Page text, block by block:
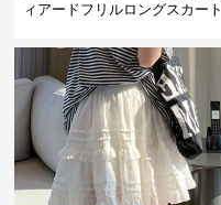
ィアードフリルロングスカート